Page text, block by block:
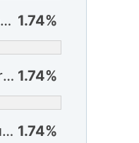
Breno Bidon (Corinthians) 1.74%
Matheus Pereira (Cruzeiro) 1.74%
Philippe Coutinho (Vasco) 1.74%